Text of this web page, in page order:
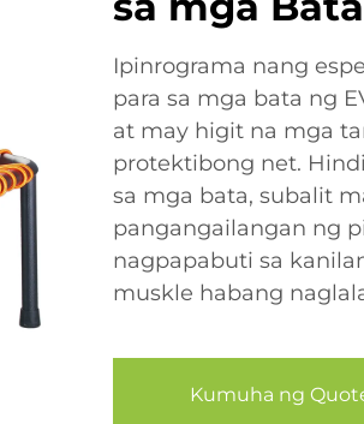
Ipinrograma nang
para sa mga bata ng
at may higit na mga
protektibong net.
sa mga bata, subalit
pangangailangan ng
nagpapabuti sa
muskle habang
Kumuha ng